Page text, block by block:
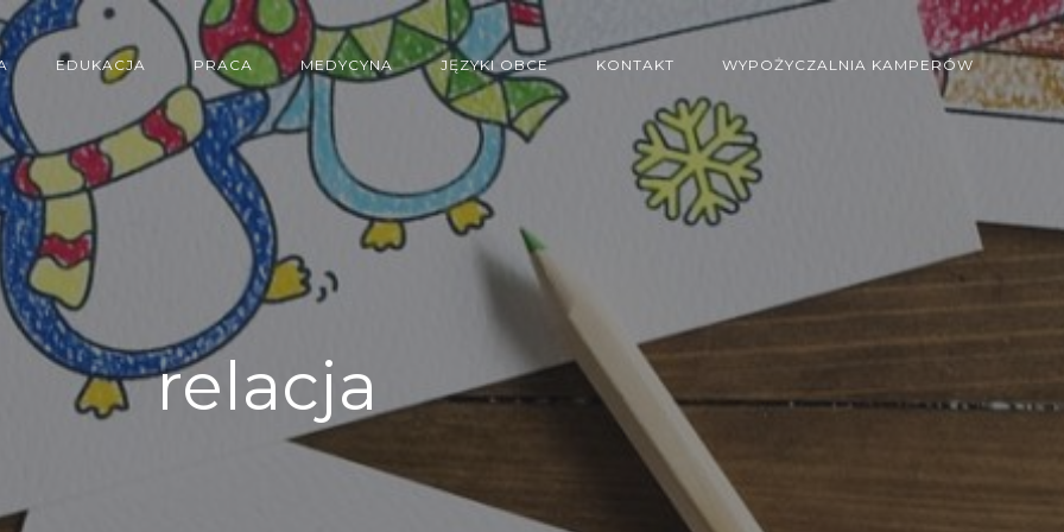
EDUKACJA PRACA MEDYCYNA JĘZYKI OBCE KONTAKT WYPOŻYCZALNIA KAMPERÓW
relacja